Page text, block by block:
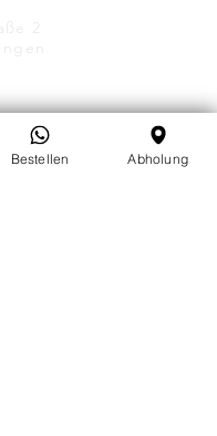
Bestellen Abholung